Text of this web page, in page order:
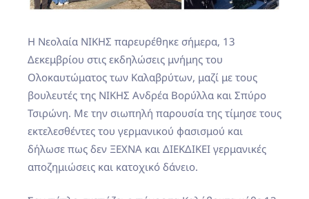
Η Νεολαία ΝΙΚΗΣ παρευρέθηκε σήμερα, 13
Δεκεμβρίου στις εκδηλώσεις μνήμης του
Ολοκαυτώματος των Καλαβρύτων, μαζί με τους
βουλευτές της ΝΙΚΗΣ Ανδρέα Βορύλλα και Σπύρο
Τσιρώνη. Με την σιωπηλή παρουσία της τίμησε τους
εκτελεσθέντες του γερμανικού φασισμού και
δήλωσε πως δεν ΞΕΧΝΑ και ΔΙΕΚΔΙΚΕΙ γερμανικές
αποζημιώσεις και κατοχικό δάνειο.